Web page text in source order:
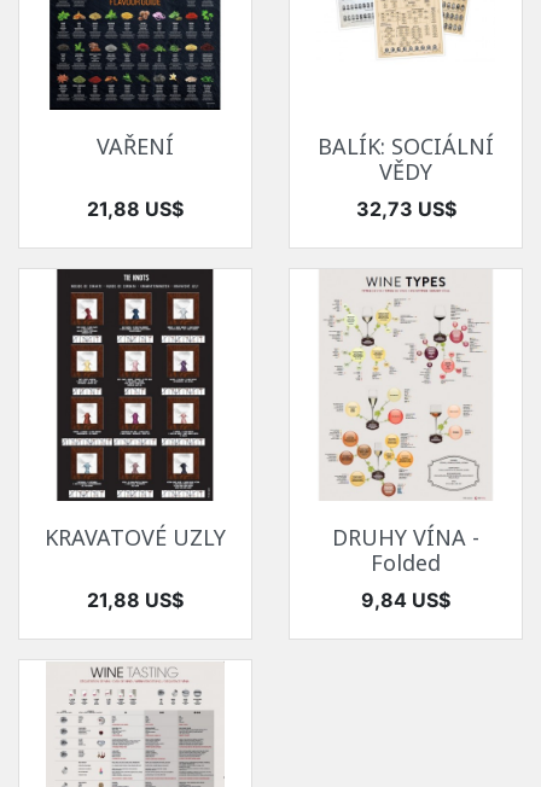
VAŘENÍ
Cena
21,88 US$
BALÍK: SOCIÁLNÍ
VĚDY
Cena
32,73 US$
KRAVATOVÉ UZLY
Cena
21,88 US$
DRUHY VÍNA -
Folded
Cena
9,84 US$